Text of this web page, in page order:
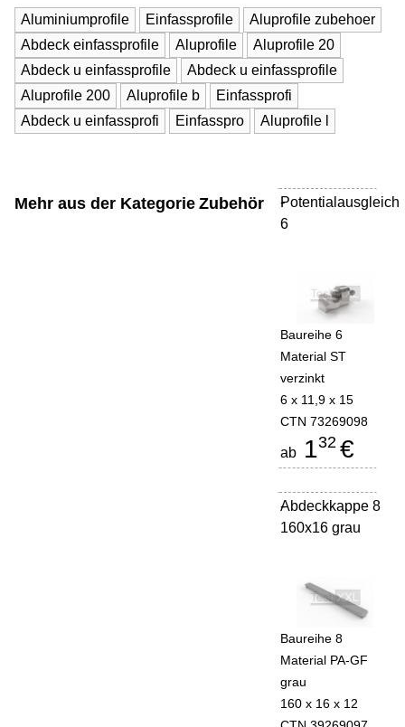
Aluminiumprofile Einfassprofile
Aluprofile zubehoer
Abdeck einfassprofile
Aluprofile
Aluprofile 20
Abdeck u einfassprofile
Abdeck u einfassprofile
Aluprofile 200
Aluprofile b
Einfassprofi
Abdeck u einfassprofi
Einfasspro Aluprofile l
Mehr aus der Kategorie Zubehör
Potentialausgleich
6
-
Baureihe 6
Material ST
verzinkt
6 x 11,9 x 15
CTN 73269098
ab 132 €
Abdeckkappe 8
160x16 grau
-
Baureihe 8
Material PA-GF
grau
160 x 16 x 12